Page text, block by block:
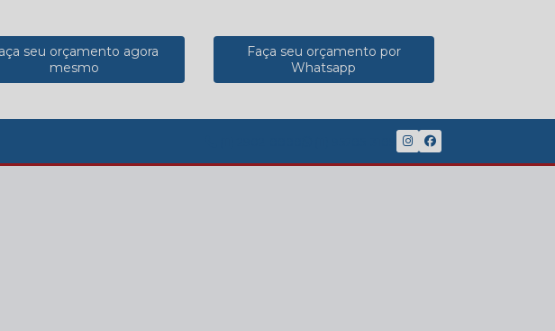
seu orçamento agora
mesmo
Faça seu orçamento por
Whatsapp